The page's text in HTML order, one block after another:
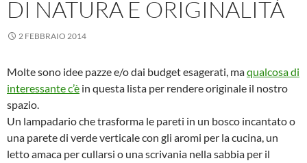
DI NATURA E ORIGINALITÀ
2 FEBBRAIO 2014
Molte sono idee pazze e/o dai budget esagerati, maqualcosa di
interessante c’è in questa lista per rendere originale il nostro
spazio.
Un lampadario che trasforma le pareti in un bosco incantato o
una parete di verde verticale con gli aromi per la cucina, un
letto amaca per cullarsi o una scrivania nella sabbia per il